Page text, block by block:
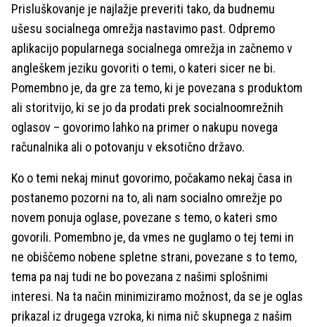
Prisluškovanje je najlažje preveriti tako, da budnemu
ušesu socialnega omrežja nastavimo past. Odpremo
aplikacijo popularnega socialnega omrežja in začnemo v
angleškem jeziku govoriti o temi, o kateri sicer ne bi.
Pomembno je, da gre za temo, ki je povezana s produktom
ali storitvijo, ki se jo da prodati prek socialnoomrežnih
oglasov – govorimo lahko na primer o nakupu novega
računalnika ali o potovanju v eksotično državo.
Ko o temi nekaj minut govorimo, počakamo nekaj časa in
postanemo pozorni na to, ali nam socialno omrežje po
novem ponuja oglase, povezane s temo, o kateri smo
govorili. Pomembno je, da vmes ne guglamo o tej temi in
ne obiščemo nobene spletne strani, povezane s to temo,
tema pa naj tudi ne bo povezana z našimi splošnimi
interesi. Na ta način minimiziramo možnost, da se je oglas
prikazal iz drugega vzroka, ki nima nič skupnega z našim